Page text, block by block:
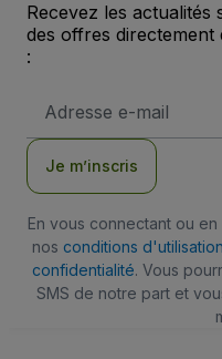
Recevez les actualités
des offres
:
e-
Je m’inscris
En vous connectant ou
nos conditions d'utilisation
confidentialité. Vous
SMS de notre part et